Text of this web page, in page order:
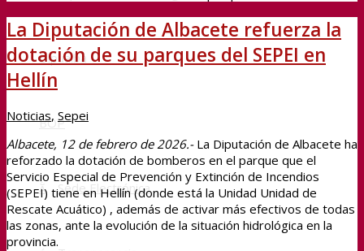
Dipualba
BOP
Sede Electrónica
La Diputación de Albacete refuerza la
dotación de su parques del SEPEI en
Hellín
Noticias, Sepei
Albacete, 12 de febrero de 2026.-La Diputación de Albacete ha
reforzado la dotación de bomberos en el parque que el
Servicio Especial de Prevención y Extinción de Incendios
(SEPEI) tiene en Hellín (donde está la Unidad Unidad de
Rescate Acuático) , además de activar más efectivos de todas
las zonas, ante la evolución de la situación hidrológica en la
provincia.